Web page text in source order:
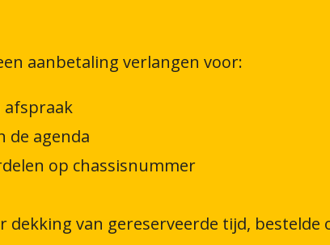
aanbetaling verlangen voor:
afspraak
de agenda
op chassisnummer
dekking van gereserveerde tijd,